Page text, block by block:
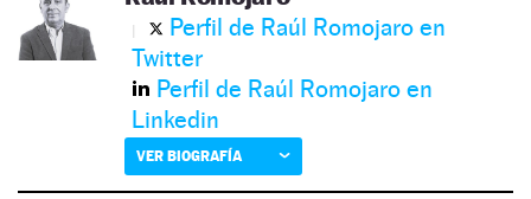
Perfil de Raúl Romojaro en
Twitter
Perfil de Raúl Romojaro en
Linkedin
VER BIOGRAFÍA